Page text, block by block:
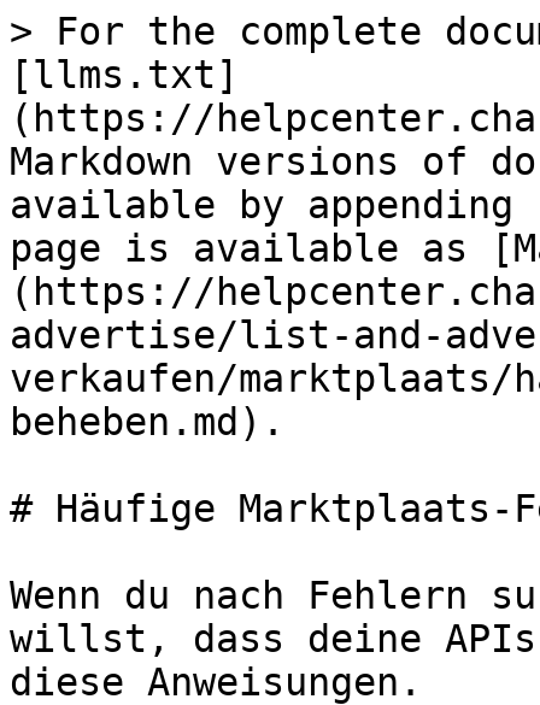
> For the complete
[llms.txt]
(https://
Markdown versions of
available by
page is available as
(https://
advertise/list-and-
verkaufen/
beheben.md).
# Häufige Marktplaats-
Wenn du nach Fehlern
willst, dass deine
diese Anweisungen.